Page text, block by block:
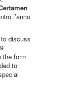
l’anno
discuss
the form
to